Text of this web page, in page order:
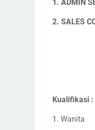
1. ADMIN
2. SALES
Kualifikasi :
1. Wanita